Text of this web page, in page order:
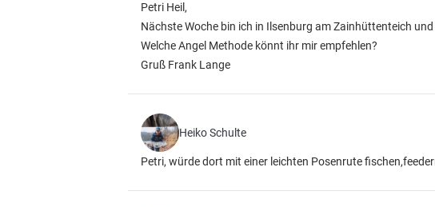
Petri Heil,
Nächste Woche bin ich in Ilsenburg am Zainhüttenteich
Welche Angel Methode könnt ihr mir empfehlen?
Gruß Frank Lange
Heiko Schulte
Petri, würde dort mit einer leichten Posenrute